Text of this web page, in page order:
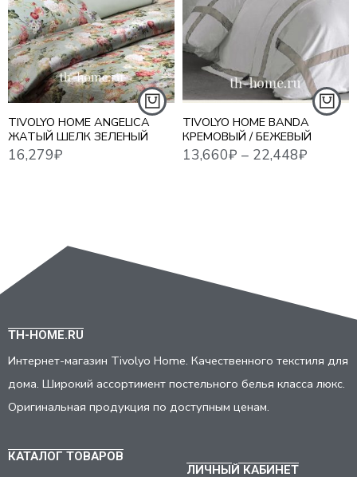
TIVOLYO HOME ANGELICA
ЖАТЫЙ ШЕЛК ЗЕЛЕНЫЙ
16,279₽
TIVOLYO HOME BANDA
КРЕМОВЫЙ / БЕЖЕВЫЙ
13,660₽–22,448 ₽
1,5 СПАЛЬНЫЙ
ЕВРО СТАНДАРТ
ЕВРО MAXI
СЕМЕЙНЫЙ
TH-HOME.RU
Интернет-магазин Tivolyo Home. Качественного текстиля для
дома. Широкий ассортимент постельного белья класса люкс.
Оригинальная продукция по доступным ценам.
КАТАЛОГ ТОВАРОВ
ЛИЧНЫЙ КАБИНЕТ